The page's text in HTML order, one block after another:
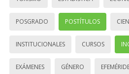
POSGRADO POSTÍTULOS
INSTITUCIONALES CURSOS
EXÁMENES GÉNERO